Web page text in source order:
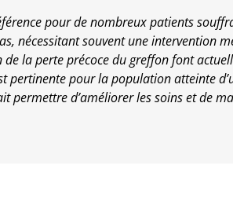
pour de nombreux patients
nécessitant souvent une intervention
la perte précoce du greffon font
pertinente pour la population atteinte
permettre d’améliorer les soins et de